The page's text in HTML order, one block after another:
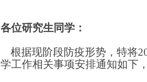
各位研究生同学：
根据现阶段防疫形势，特将
学工作相关事项安排通知如下